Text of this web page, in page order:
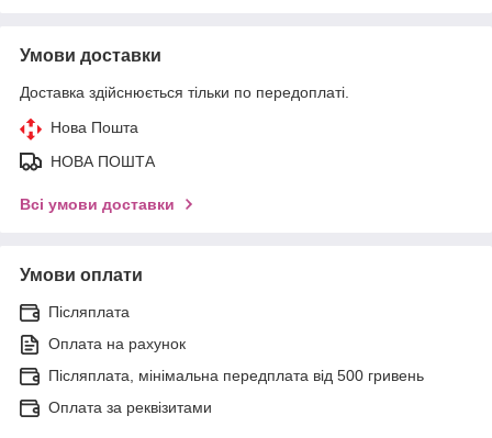
Умови доставки
Доставка здійснюється тільки по передоплаті.
Нова Пошта
НОВА ПОШТА
Всі умови доставки
Умови оплати
Післяплата
Оплата на рахунок
Післяплата, мінімальна передплата від 500 гривень
Оплата за реквізитами